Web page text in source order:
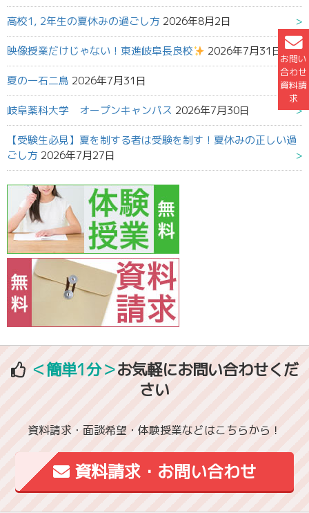
お問い
合わせ
資料請
求
高校1, 2年生の夏休みの過ごし方 2026年8月2日
映像授業だけじゃない！東進岐阜長良校 2026年7月31日
夏の一石二鳥 2026年7月31日
岐阜薬科大学 オープンキャンパス 2026年7月30日
【受験生必見】夏を制する者は受験を制す！夏休みの正しい過
ごし方 2026年7月27日
＜簡単1分＞お気軽にお問い合わせくだ
さい
資料請求・面談希望・体験授業などはこちらから！
資料請求・お問い合わせ